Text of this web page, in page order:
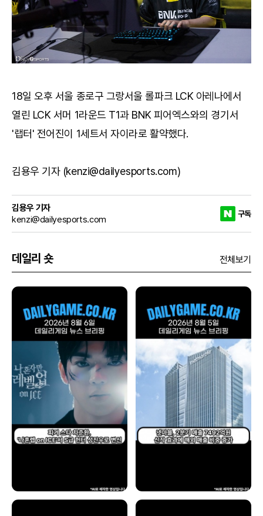
18일 오후 서울 종로구 그랑서울 롤파크 LCK 아레나에서
열린 LCK 서머 1라운드 T1과 BNK 피어엑스와의 경기서
'랩터' 전어진이 1세트서 자이라로 활약했다.
김용우 기자 (kenzi@dailyesports.com)
김용우 기자
kenzi@dailyesports.com
구독
데일리 숏 전체보기